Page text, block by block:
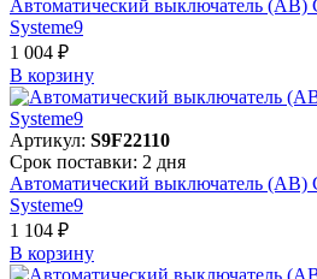
Автоматический выключатель (АВ)
Systeme9
1 004 ₽
В корзинy
Артикул: S9F22110
Срок поставки: 2 дня
Автоматический выключатель (АВ)
Systeme9
1 104 ₽
В корзинy